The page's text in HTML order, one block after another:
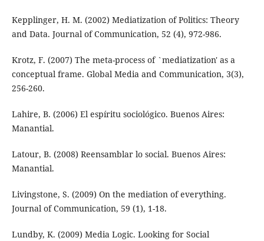
Kepplinger, H. M. (2002) Mediatization of Politics: Theory
and Data. Journal of Communication, 52 (4), 972-986.
Krotz, F. (2007) The meta-process of `mediatization' as a
conceptual frame. Global Media and Communication, 3(3),
256-260.
Lahire, B. (2006) El espíritu sociológico. Buenos Aires:
Manantial.
Latour, B. (2008) Reensamblar lo social. Buenos Aires:
Manantial.
Livingstone, S. (2009) On the mediation of everything.
Journal of Communication, 59 (1), 1-18.
Lundby, K. (2009) Media Logic. Looking for Social